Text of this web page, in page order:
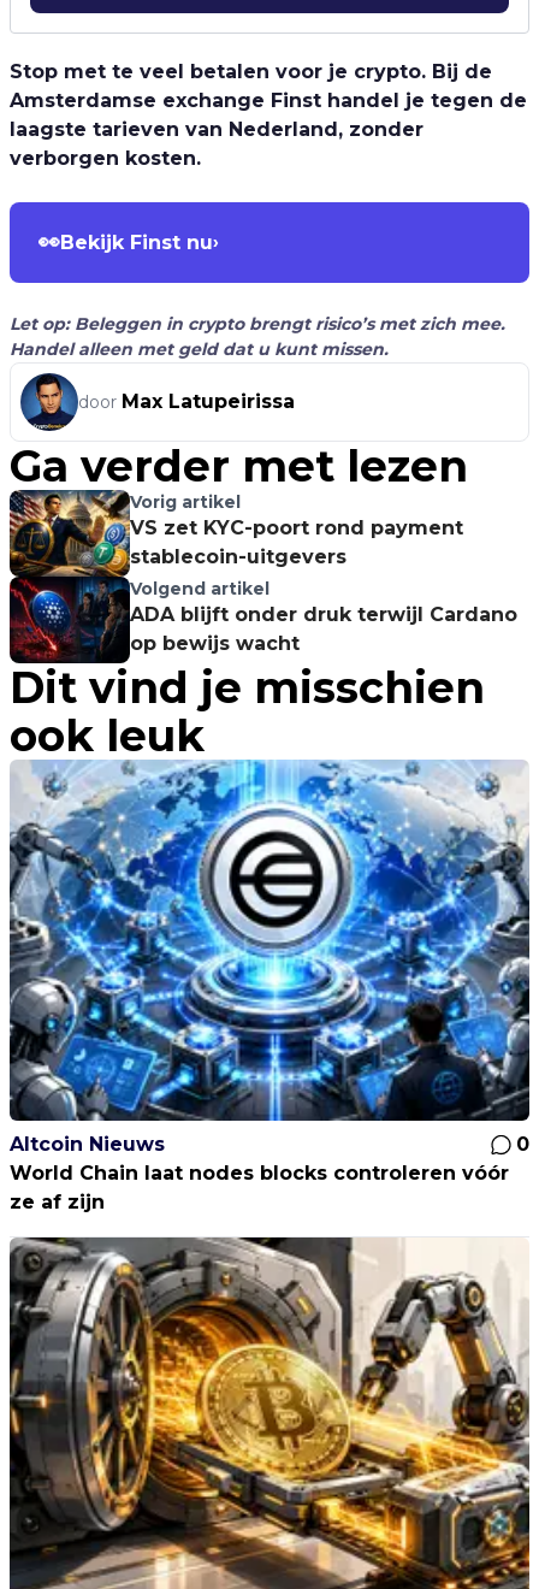
Stop met te veel betalen voor je crypto. Bij de
Amsterdamse exchange Finst handel je tegen de
laagste tarieven van Nederland, zonder
verborgen kosten.
👀Bekijk Finst nu›
Let op: Beleggen in crypto brengt risico’s met zich mee.
Handel alleen met geld dat u kunt missen.
door Max Latupeirissa
Ga verder met lezen
Vorig artikel
VS zet KYC-poort rond payment
stablecoin-uitgevers
Volgend artikel
ADA blijft onder druk terwijl Cardano
op bewijs wacht
Dit vind je misschien
ook leuk
Altcoin Nieuws
0
World Chain laat nodes blocks controleren vóór
ze af zijn